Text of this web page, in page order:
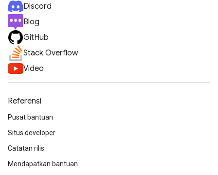
Discord
Blog
GitHub
Stack Overflow
Video
Referensi
Pusat bantuan
Situs developer
Catatan rilis
Mendapatkan bantuan